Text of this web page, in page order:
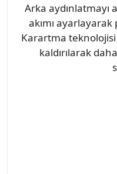
Arka aydınlatmayı
akımı ayarlayarak
Karartma
kaldırılarak